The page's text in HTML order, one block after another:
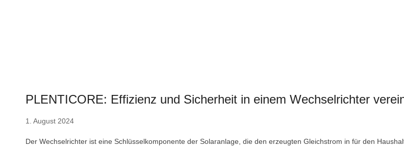
PLENTICORE: Effizienz und Sicherheit in einem Wechselrichter
1. August 2024
Der Wechselrichter ist eine Schlüsselkomponente der Solaranlage, die den erzeugten Gleichstrom in für den